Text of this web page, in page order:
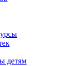
детям